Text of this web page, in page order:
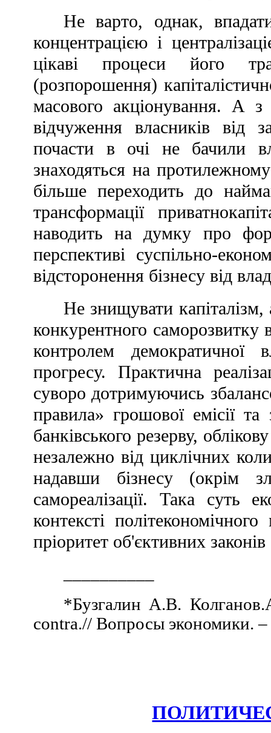
Не варто, однак,
концентрацією і
цікаві процеси його
(розпорошення)
масового акціонування. А
відчуження власників від
почасти в очі не бачили
знаходяться на
більше переходить до
трансформації
наводить на думку про
перспективі суспільно-
відсторонення бізнесу від
Не знищувати
конкурентного саморозвитку
контролем
прогресу. Практична
суворо дотримуючись
правила» грошової емісії
банківського резерву,
незалежно від циклічних
надавши бізнесу (окрім
самореалізації. Така суть
контексті
пріоритет об'єктивних
*Бузгалин А.В.
contra.// Вопросы экономики.